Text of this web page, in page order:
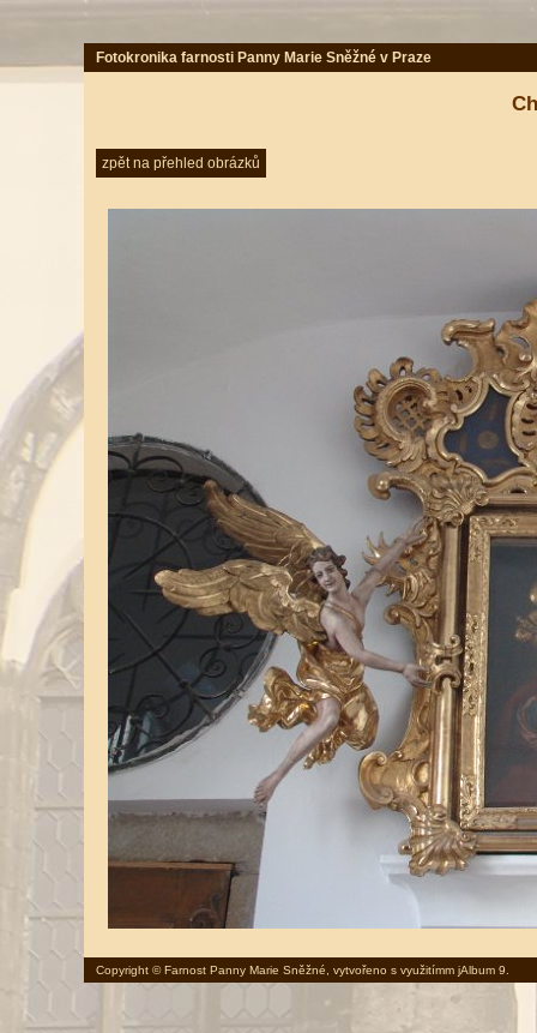
Fotokronika farnosti Panny Marie Sněžné v Praze
zpět na přehled obrázků
Copyright © Farnost Panny Marie Sněžné, vytvořeno s využitímm jAlbum 9